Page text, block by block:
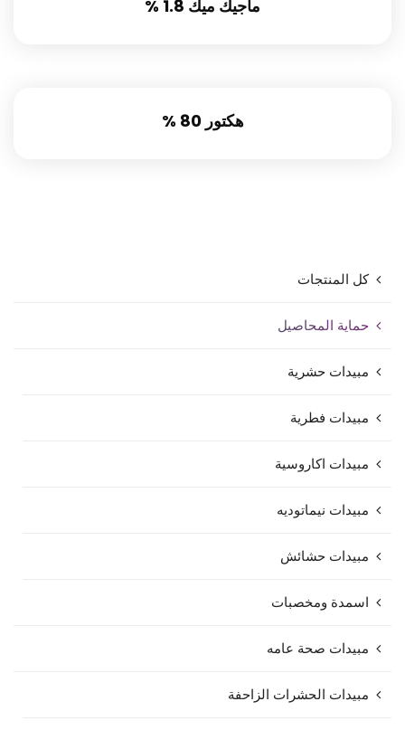
ماجيك ميك 1.8 %
هكتور 80 %
كل المنتجات
حماية المحاصيل
مبيدات حشرية
مبيدات فطرية
مبيدات اكاروسية
مبيدات نيماتوديه
مبيدات حشائش
اسمدة ومخصبات
مبيدات صحة عامه
مبيدات الحشرات الزاحفة